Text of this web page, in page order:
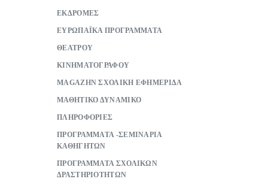
ΕΚΔΡΟΜΕΣ
ΕΥΡΩΠΑΪΚΑ ΠΡΟΓΡΑΜΜΑΤΑ
ΘΕΑΤΡΟΥ
ΚΙΝΗΜΑΤΟΓΡΑΦΟΥ
ΜAGAZHN ΣΧΟΛΙΚΗ ΕΦΗΜΕΡΙΔΑ
ΜΑΘΗΤΙΚΟ ΔΥΝΑΜΙΚΟ
ΠΛΗΡΟΦΟΡΙΕΣ
ΠΡΟΓΡΑΜΜΑΤΑ -ΣΕΜΙΝΑΡΙΑ
ΚΑΘΗΓΗΤΩΝ
ΠΡΟΓΡΑΜΜΑΤΑ ΣΧΟΛΙΚΩΝ
ΔΡΑΣΤΗΡΙΟΤΗΤΩΝ